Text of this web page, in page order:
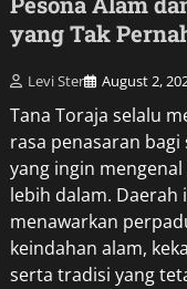
yang Tak
Levi Ster August 2,
Tana Toraja selalu
rasa penasaran bagi
yang ingin
lebih dalam. Daerah
menawarkan
keindahan alam,
serta tradisi yang